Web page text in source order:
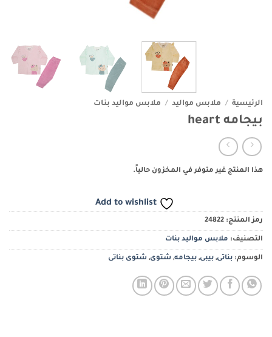
الرئيسية / ملابس مواليد / ملابس مواليد بنات
بيجامه heart
هذا المنتج غير متوفر في المخزون حالياً.
Add to wishlist
رمز المنتج: 24822
التصنيف: ملابس مواليد بنات
الوسوم: بناتى, بيبى, بيجامه, شتوى, شتوى بناتى